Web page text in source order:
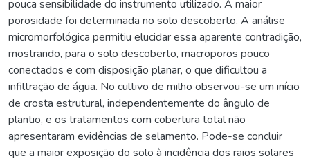
pouca sensibilidade do instrumento utilizado. A maior
porosidade foi determinada no solo descoberto. A análise
micromorfológica permitiu elucidar essa aparente contradição,
mostrando, para o solo descoberto, macroporos pouco
conectados e com disposição planar, o que dificultou a
infiltração de água. No cultivo de milho observou-se um início
de crosta estrutural, independentemente do ângulo de
plantio, e os tratamentos com cobertura total não
apresentaram evidências de selamento. Pode-se concluir
que a maior exposição do solo à incidência dos raios solares